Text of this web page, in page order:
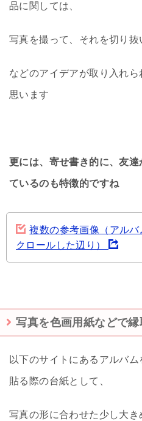
品に関しては、
写真を撮って、それを切り抜
などのアイデアが取り入れ
思います
更には、寄せ書き的に、友
ているのも特徴的ですね
複数の参考画像（アル
クロールした辺り）
写真を色画用紙などで縁
以下のサイトにあるアルバ
貼る際の台紙として、
写真の形に合わせた少し大